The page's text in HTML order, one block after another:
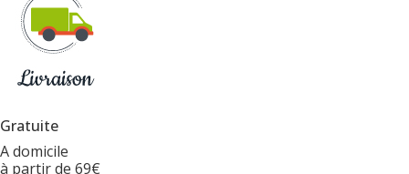
Gratuite
A domicile
à partir de 69€